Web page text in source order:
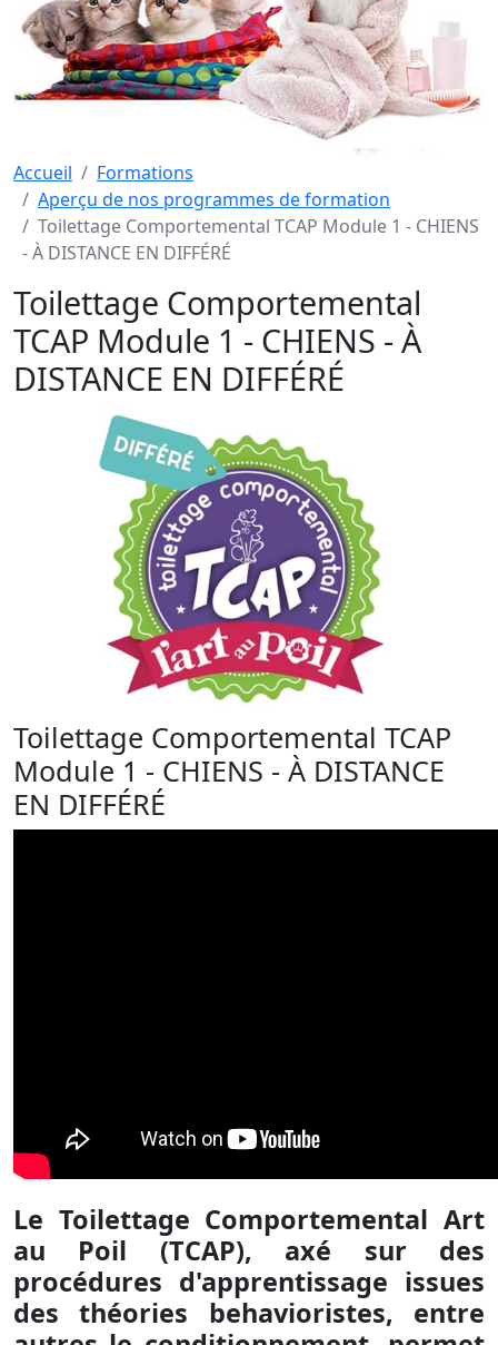
Accueil
Formations
Aperçu de nos programmes de formation
Toilettage Comportemental TCAP Module 1 - CHIENS
- À DISTANCE EN DIFFÉRÉ
Toilettage Comportemental
TCAP Module 1 - CHIENS - À
DISTANCE EN DIFFÉRÉ
Toilettage Comportemental TCAP
Module 1 - CHIENS - À DISTANCE
EN DIFFÉRÉ
Le Toilettage Comportemental Art
au Poil (TCAP), axé sur des
procédures d'apprentissage issues
des théories behavioristes, entre